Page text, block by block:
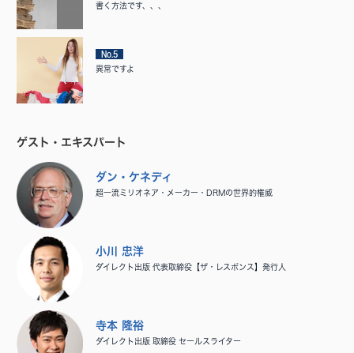
書く方法です、、、
No.5
異常ですよ
ゲスト・エキスパート
ダン・ケネディ
超一流ミリオネア・メーカー・DRMの世界的権威
小川 忠洋
ダイレクト出版 代表取締役【ザ・レスポンス】発行人
寺本 隆裕
ダイレクト出版 取締役 セールスライター